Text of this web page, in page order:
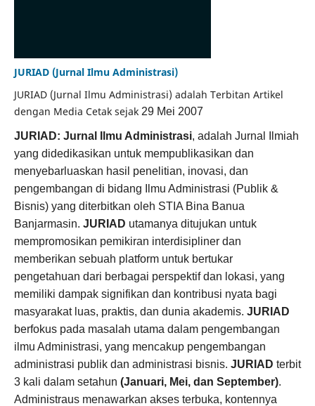
JURIAD (Jurnal Ilmu Administrasi)
JURIAD (Jurnal Ilmu Administrasi) adalah Terbitan Artikel
dengan Media Cetak sejak 29 Mei 2007
JURIAD: Jurnal Ilmu Administrasi, adalah Jurnal Ilmiah
yang didedikasikan untuk mempublikasikan dan
menyebarluaskan hasil penelitian, inovasi, dan
pengembangan di bidang Ilmu Administrasi (Publik &
Bisnis) yang diterbitkan oleh STIA Bina Banua
Banjarmasin. JURIAD utamanya ditujukan untuk
mempromosikan pemikiran interdisipliner dan
memberikan sebuah platform untuk bertukar
pengetahuan dari berbagai perspektif dan lokasi, yang
memiliki dampak signifikan dan kontribusi nyata bagi
masyarakat luas, praktis, dan dunia akademis. JURIAD
berfokus pada masalah utama dalam pengembangan
ilmu Administrasi, yang mencakup pengembangan
administrasi publik dan administrasi bisnis. JURIAD terbit
3 kali dalam setahun (Januari, Mei, dan September).
Administraus menawarkan akses terbuka, kontennya